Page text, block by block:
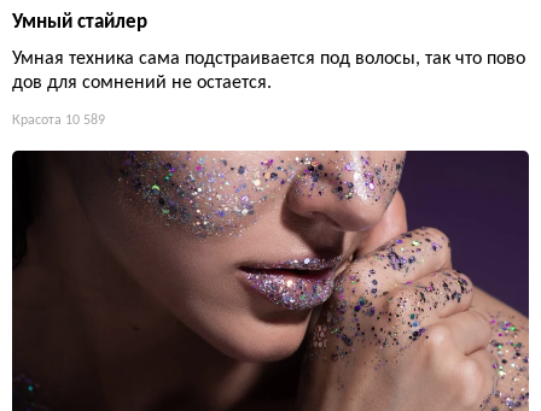
Умный стайлер
Умная техника сама подстраивается под волосы, так что пово
дов для сомнений не остается.
Красота 10 589